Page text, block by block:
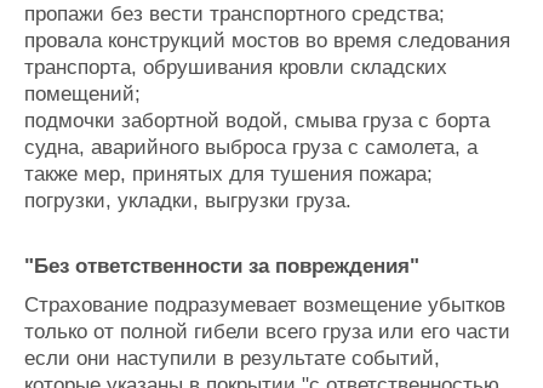
пропажи без вести транспортного средства;
провала конструкций мостов во время следования
транспорта, обрушивания кровли складских
помещений;
подмочки забортной водой, смыва груза с борта
судна, аварийного выброса груза с самолета, а
также мер, принятых для тушения пожара;
погрузки, укладки, выгрузки груза.
"Без ответственности за повреждения"
Страхование подразумевает возмещение убытков
только от полной гибели всего груза или его части
если они наступили в результате событий,